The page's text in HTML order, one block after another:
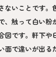
ないことです。
、触って白い粉
図です。軒下や
面で違いが出る